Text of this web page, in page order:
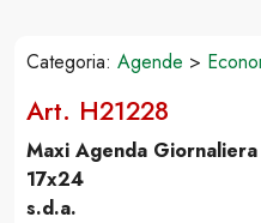
Categoria: Agende >
Art. H21228
Maxi Agenda Giornaliera
17x24
s.d.a.